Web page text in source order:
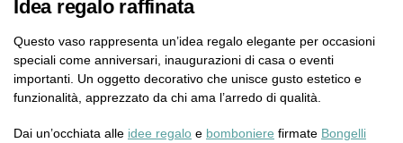
Idea regalo raffinata
Questo vaso rappresenta un’idea regalo elegante per occasioni
speciali come anniversari, inaugurazioni di casa o eventi
importanti. Un oggetto decorativo che unisce gusto estetico e
funzionalità, apprezzato da chi ama l’arredo di qualità.
Dai un’occhiata alle idee regalo e bomboniere firmate Bongelli